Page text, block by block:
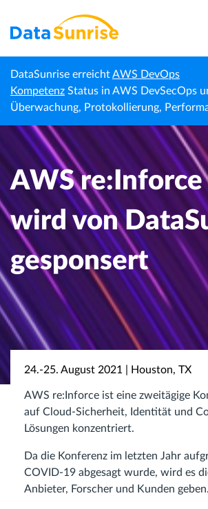
DataSunrise erreichtAWS DevOps
Kompetenz Status in AWS DevSecOps
Überwachung, Protokollierung,
Startseite Veranstaltungen
AWS re:Inforce
gesponsert
AWS
wird von
gesponsert
24.-25. August 2021 | Houston, TX
AWS re:Inforce ist eine zweitägige
auf Cloud-Sicherheit, Identität und
Lösungen konzentriert.
Da die Konferenz im letzten Jahr
COVID-19 abgesagt wurde, wird es
Anbieter, Forscher und Kunden geben.